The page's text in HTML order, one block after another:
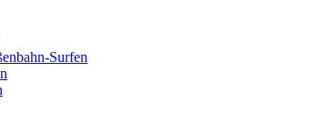
Surfen